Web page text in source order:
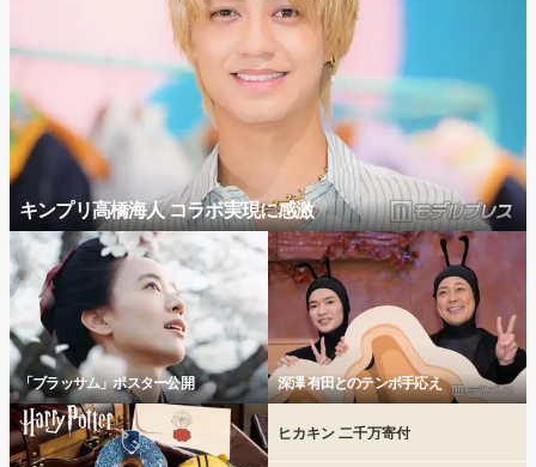
キンプリ高橋海人 コラボ実現に感激
「ブラッサム」ポスター公開 深澤 有田とのテンポ手応え
ヒカキン 二千万寄付